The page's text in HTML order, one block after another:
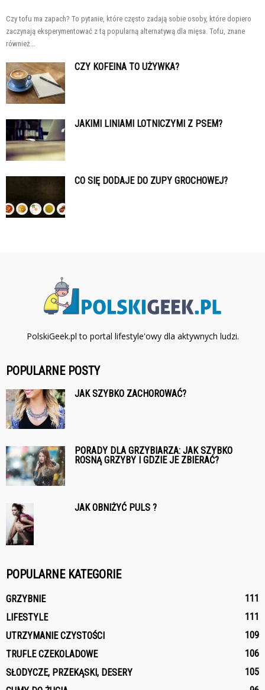
Czy tofu ma zapach? To pytanie, które często zadają sobie osoby, które dopiero
zaczynają eksperymentować z tą popularną alternatywą dla mięsa. Tofu, znane
również...
CZY KOFEINA TO UŻYWKA?
JAKIMI LINIAMI LOTNICZYMI Z PSEM?
CO SIĘ DODAJE DO ZUPY GROCHOWEJ?
PolskiGeek.pl to portal lifestyle'owy dla aktywnych ludzi.
POPULARNE POSTY
JAK SZYBKO ZACHOROWAĆ?
PORADY DLA GRZYBIARZA: JAK SZYBKO
ROSNĄ GRZYBY I GDZIE JE ZBIERAĆ?
JAK OBNIŻYĆ PULS ?
POPULARNE KATEGORIE
GRZYBNIE
111
LIFESTYLE
111
UTRZYMANIE CZYSTOŚCI
109
TRUFLE CZEKOLADOWE
106
SŁODYCZE, PRZEKĄSKI, DESERY
105